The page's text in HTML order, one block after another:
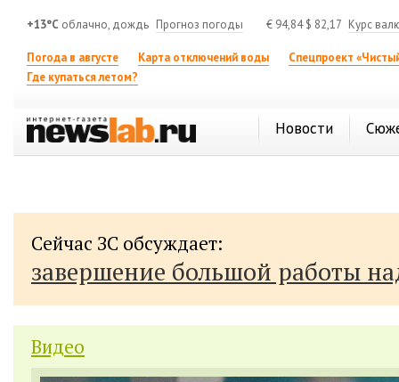
+13°C облачно, дождь Прогноз погоды € 94,84$ 82,17 Курс
Погода в августе Карта отключений воды
Спецпроект
Где купаться летом?
Новости
Сейчас ЗС обсуждает:
завершение большой работы
Видео